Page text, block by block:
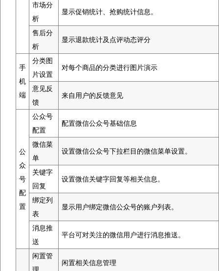
市场分
析
显示促销统计、抢购统计信息。
售后分
析
显示退款统计及点评动态评分
手
机
端
分类图
片设置
对每个商品的分类进行图片演示
意见反
馈
来自用户的反馈意见
公
众
号
配
置
公众号
配置
配置微信公众号基础信息
微信菜
单
设置微信公众号下拉栏目的微信菜单设置。
关键字
回复
设置微信关键字回复等相关信息。
绑定列
表
显示用户绑定微信公众号的账户列表。
消息推
送
平台可对关注的微信用户进行消息推送。
闲置管
理
闲置相关信息管理